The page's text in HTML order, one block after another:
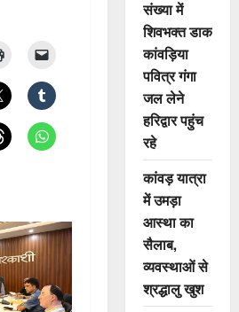
संख्या में
शिवभक्त डाक
कांवड़िया
पवित्र गंगा
जल लेने
हरिद्वार पहुंच
रहे
कांवड़ यात्रा
में उमड़ा
आस्था का
सैलाब,
व्यवस्थाओं से
श्रद्धालु खुश